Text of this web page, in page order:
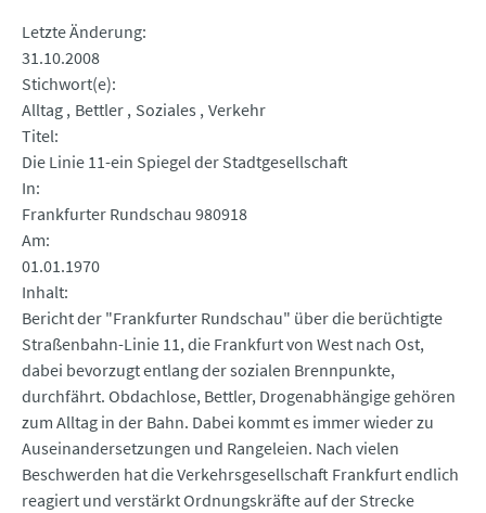
Letzte Änderung
31.10.2008
Stichwort(e)
Alltag Bettler Soziales Verkehr
Titel
Die Linie 11-ein Spiegel der Stadtgesellschaft
In
Frankfurter Rundschau 980918
Am
01.01.1970
Inhalt
Bericht der "Frankfurter Rundschau" über die berüchtigte
Straßenbahn-Linie 11, die Frankfurt von West nach Ost,
dabei bevorzugt entlang der sozialen Brennpunkte,
durchfährt. Obdachlose, Bettler, Drogenabhängige gehören
zum Alltag in der Bahn. Dabei kommt es immer wieder zu
Auseinandersetzungen und Rangeleien. Nach vielen
Beschwerden hat die Verkehrsgesellschaft Frankfurt endlich
reagiert und verstärkt Ordnungskräfte auf der Strecke